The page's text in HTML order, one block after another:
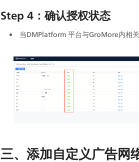
Step 4：确认授权状态
当DMPlatform 平台与GroMore内相
三、添加自定义广告网